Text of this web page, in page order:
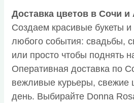
Доставка цветов в Сочи и
Создаем красивые букеты
любого события: свадьбы,
или просто чтобы поднять
Оперативная доставка по
вежливые курьеры, свежие
день. Выбирайте Donna